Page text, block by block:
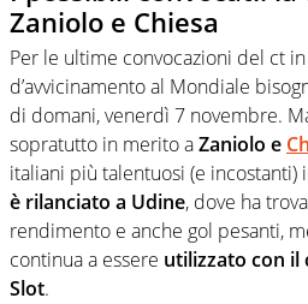
Zaniolo e Chiesa
Per le ultime convocazioni del ct
d’avvicinamento al Mondiale
di domani, venerdì 7 novembre.
sopratutto in merito aZaniolo e
italiani più talentuosi (e
è rilanciato a Udine, dove ha
rendimento e anche gol pesanti,
continua a essere utilizzato con il
Slot.